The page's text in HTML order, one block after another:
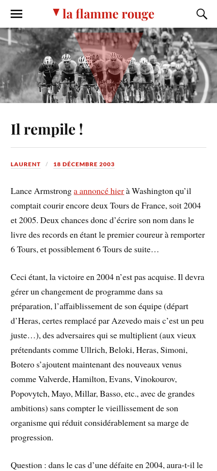
la flamme rouge
Il rempile !
LAURENT 18 DÉCEMBRE 2003
Lance Armstronga annoncé hierà Washington qu’il
comptait courir encore deux Tours de France, soit 2004
et 2005. Deux chances donc d’écrire son nom dans le
livre des records en étant le premier coureur à remporter
6 Tours, et possiblement 6 Tours de suite…
Ceci étant, la victoire en 2004 n’est pas acquise. Il devra
gérer un changement de programme dans sa
préparation, l’affaiblissement de son équipe (départ
d’Heras, certes remplacé par Azevedo mais c’est un peu
juste…), des adversaires qui se multiplient (aux vieux
prétendants comme Ullrich, Beloki, Heras, Simoni,
Botero s’ajoutent maintenant des nouveaux venus
comme Valverde, Hamilton, Evans, Vinokourov,
Popovytch, Mayo, Millar, Basso, etc., avec de grandes
ambitions) sans compter le vieillissement de son
organisme qui réduit considérablement sa marge de
progression.
Question : dans le cas d’une défaite en 2004, aura-t-il le